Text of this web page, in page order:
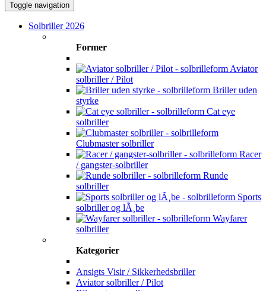
Toggle navigation
Solbriller 2026
Former
Aviator
solbriller / Pilot
Briller uden
styrke
Cat eye
solbriller
Clubmaster solbriller
Racer
/ gangster-solbriller
Runde
solbriller
Sports
solbriller og lÃ¸be
Wayfarer
solbriller
Kategorier
Ansigts Visir / Sikkerhedsbriller
Aviator solbriller / Pilot